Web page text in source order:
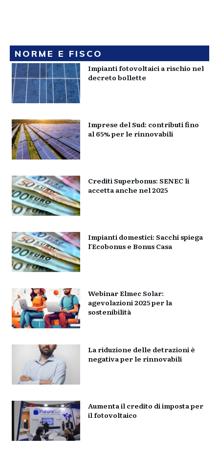
NORME E FISCO
Impianti fotovoltaici a rischio nel
decreto bollette
Imprese del Sud: contributi fino
al 65% per le rinnovabili
Crediti Superbonus: SENEC li
accetta anche nel 2025
Impianti domestici: Sacchi spiega
l’Ecobonus e Bonus Casa
Webinar Elmec Solar:
agevolazioni 2025 per la
sostenibilità
La riduzione delle detrazioni è
negativa per le rinnovabili
Aumenta il credito di imposta per
il fotovoltaico